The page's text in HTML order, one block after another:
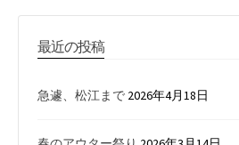
最近の投稿
急遽、松江まで 2026年4月18日